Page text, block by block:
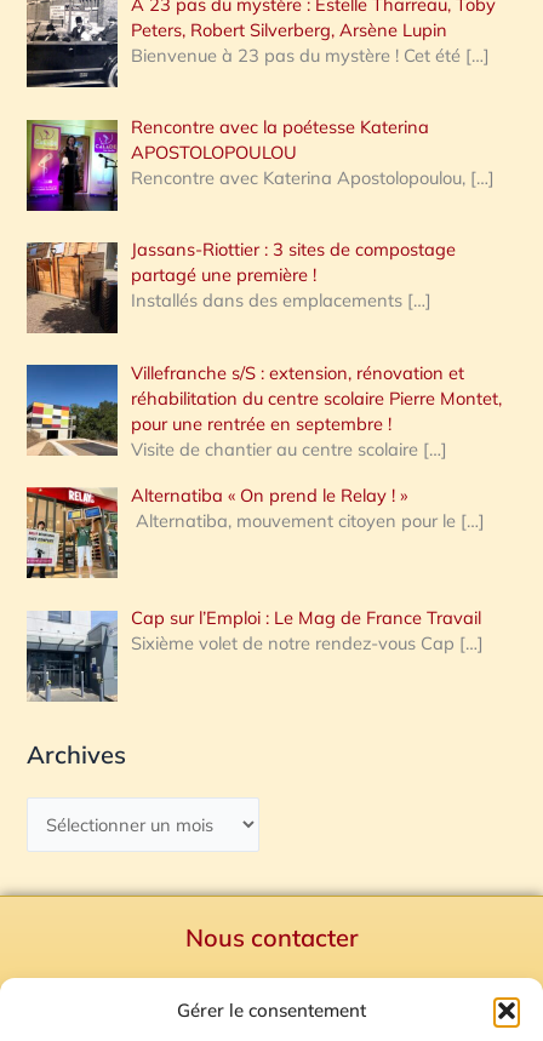
Gérer le consentement
Peters, Robert Silverberg, Arsène Lupin
Bienvenue à 23 pas du mystère ! Cet été […]
Rencontre avec la poétesse Katerina
APOSTOLOPOULOU
Rencontre avec Katerina Apostolopoulou, […]
Jassans-Riottier : 3 sites de compostage
partagé une première !
Installés dans des emplacements […]
Villefranche s/S : extension, rénovation et
réhabilitation du centre scolaire Pierre Montet,
pour une rentrée en septembre !
Visite de chantier au centre scolaire […]
Alternatiba « On prend le Relay ! »
Alternatiba, mouvement citoyen pour le […]
Cap sur l’Emploi : Le Mag de France Travail
Sixième volet de notre rendez-vous Cap […]
Archives
Nous contacter